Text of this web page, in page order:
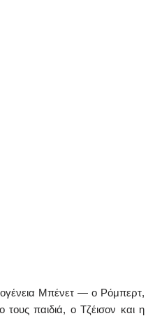
Μπένετ — ο Ρόμπερτ,
παιδιά, ο Τζέισον και η